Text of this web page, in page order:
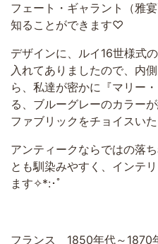
フェート・ギャラント（雅
知ることができます♡
デザインに、ルイ16世様式
入れてありましたので、内
ら、私達が密かに『マリー
る、ブルーグレーのカラー
ファブリックをチョイスい
アンティークならではの落
とも馴染みやすく、インテ
ます✧*:･ﾟ
フランス 1850年代～